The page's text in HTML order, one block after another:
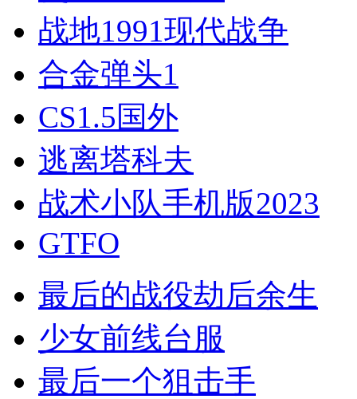
战地1991现代战争
合金弹头1
CS1.5国外
逃离塔科夫
战术小队手机版2023
GTFO
最后的战役劫后余生
少女前线台服
最后一个狙击手